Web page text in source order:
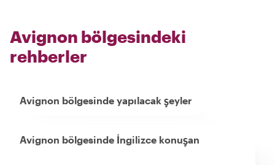
Avignon bölgesindeki
rehberler
Avignon bölgesinde yapılacak şeyler
Avignon bölgesinde İngilizce konuşan